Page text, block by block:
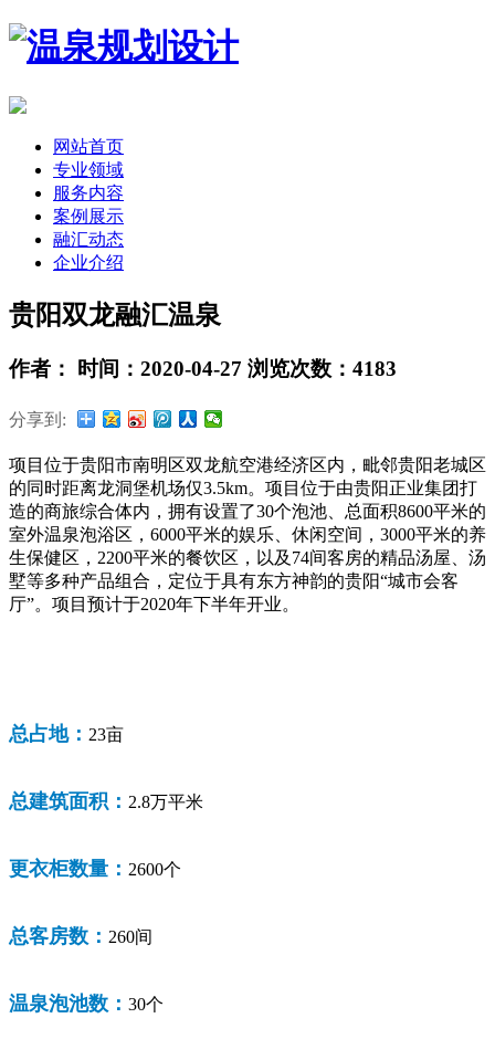
网站首页
专业领域
服务内容
案例展示
融汇动态
企业介绍
贵阳双龙融汇温泉
作者： 时间：2020-04-27 浏览次数：4183
分享到:
项目位于贵阳市南明区双龙航空港经济区内，毗邻贵阳老城区
的同时距离龙洞堡机场仅3.5km。项目位于由贵阳正业集团打
造的商旅综合体内，拥有设置了30个泡池、总面积8600平米的
室外温泉泡浴区，6000平米的娱乐、休闲空间，3000平米的养
生保健区，2200平米的餐饮区，以及74间客房的精品汤屋、汤
墅等多种产品组合，定位于具有东方神韵的贵阳“城市会客
厅”。项目预计于2020年下半年开业。
总占地： 23亩
总建筑面积： 2.8万平米
更衣柜数量： 2600个
总客房数： 260间
温泉泡池数： 30个